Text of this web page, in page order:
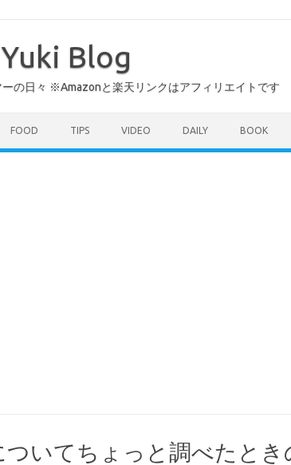
Blog
ーの日々 ※Amazonと楽天リンクはアフィリエイトです
FOOD TIPS VIDEO DAILY BOOK
ついてちょっと調べたとき